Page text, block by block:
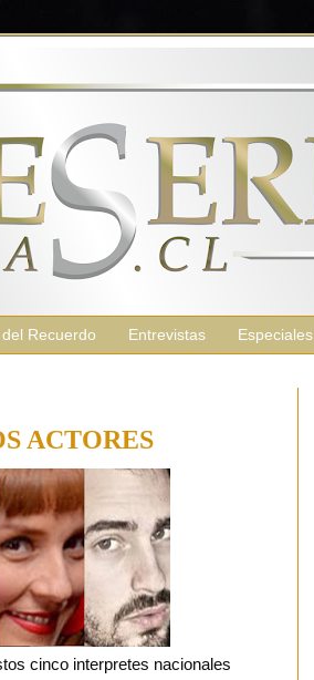
Recuerdo Entrevistas Especiales
ACTORES
cinco interpretes nacionales